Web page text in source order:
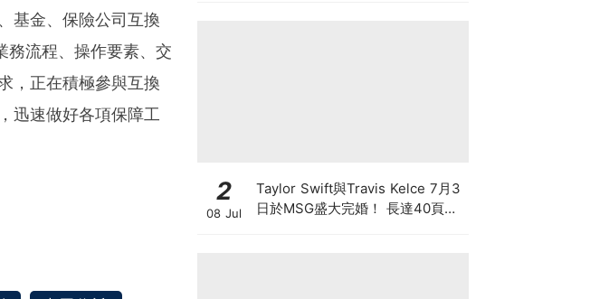
基金、保險公司互換
務流程、操作要素、交
，正在積極參與互換
迅速做好各項保障工
2
08 Jul
Taylor Swift與Travis Kelce 7月3
日於MSG盛大完婚！ 長達40頁天